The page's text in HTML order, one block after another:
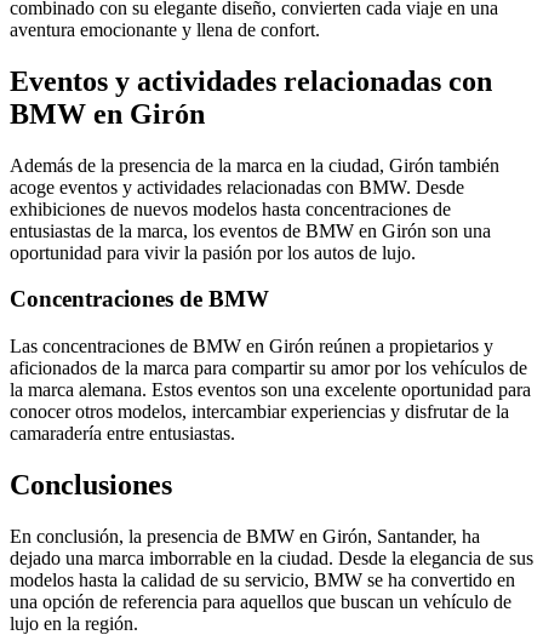
combinado con su elegante diseño, convierten cada viaje en una
aventura emocionante y llena de confort.
Eventos y actividades relacionadas con
BMW en Girón
Además de la presencia de la marca en la ciudad, Girón también
acoge eventos y actividades relacionadas con BMW. Desde
exhibiciones de nuevos modelos hasta concentraciones de
entusiastas de la marca, los eventos de BMW en Girón son una
oportunidad para vivir la pasión por los autos de lujo.
Concentraciones de BMW
Las concentraciones de BMW en Girón reúnen a propietarios y
aficionados de la marca para compartir su amor por los vehículos de
la marca alemana. Estos eventos son una excelente oportunidad para
conocer otros modelos, intercambiar experiencias y disfrutar de la
camaradería entre entusiastas.
Conclusiones
En conclusión, la presencia de BMW en Girón, Santander, ha
dejado una marca imborrable en la ciudad. Desde la elegancia de sus
modelos hasta la calidad de su servicio, BMW se ha convertido en
una opción de referencia para aquellos que buscan un vehículo de
lujo en la región.